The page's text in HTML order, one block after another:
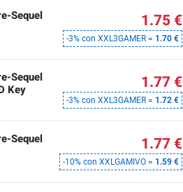
Sequel
1.75 €
-3% con XXL3GAMER = 1.70 €
Sequel
Key
1.77 €
-3% con XXL3GAMER = 1.72 €
Sequel
1.77 €
-10% con XXLGAMIVO = 1.59 €